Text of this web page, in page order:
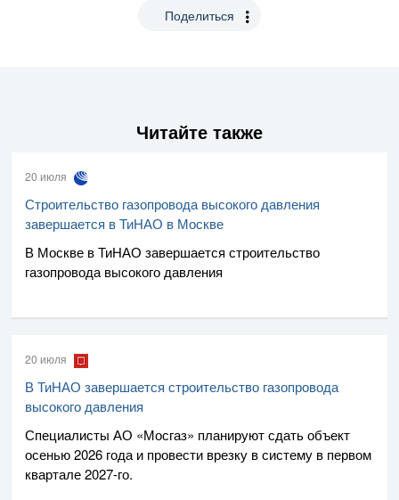
Поделиться
Читайте также
20 июля
Строительство газопровода высокого давления
завершается в ТиНАО в Москве
В Москве в ТиНАО завершается строительство
газопровода высокого давления
20 июля
В ТиНАО завершается строительство газопровода
высокого давления
Специалисты АО «Мосгаз» планируют сдать объект
осенью 2026 года и провести врезку в систему в первом
квартале2027-го.